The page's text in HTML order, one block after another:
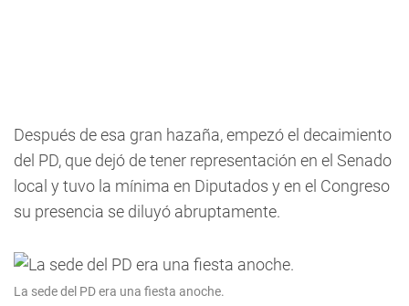
Después de esa gran hazaña, empezó el decaimiento
del PD, que dejó de tener representación en el Senado
local y tuvo la mínima en Diputados y en el Congreso
su presencia se diluyó abruptamente.
La sede del PD era una fiesta anoche.